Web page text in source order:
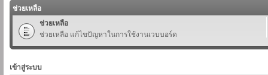
ช่วยเหลือ
ช่วยเหลือ
ช่วยเหลือ แก้ไขปัญหาในการใช้งานเวบบอร์ด
เข้าสู่ระบบ